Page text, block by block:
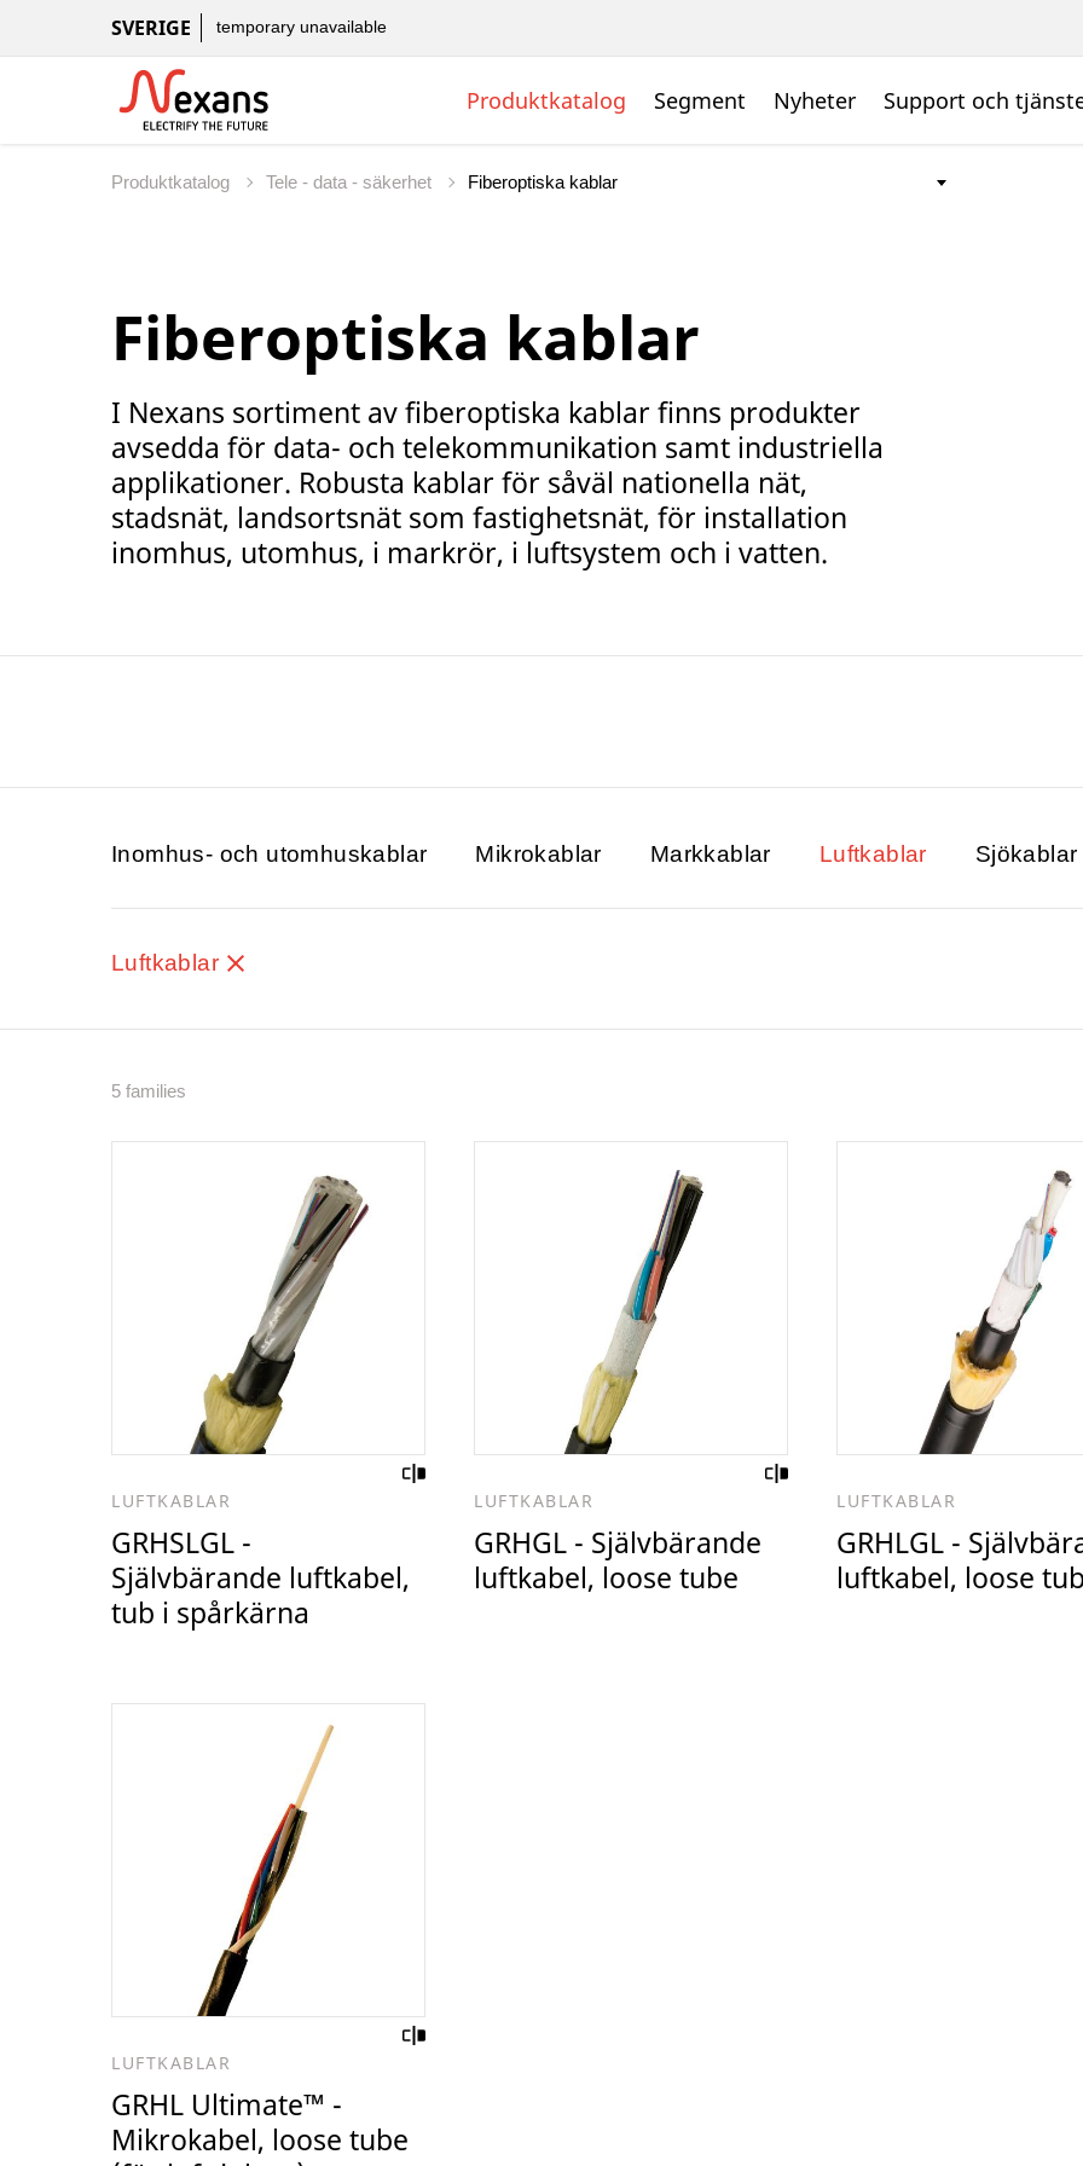
SVERIGE temporary unavailable
Produktkatalog Segment Nyheter Support och
Produktkatalog Tele - data - säkerhet
Fiberoptiska kablar
I Nexans sortiment av fiberoptiska kablar finns produkter
avsedda för data- och telekommunikation samt industriella
applikationer. Robusta kablar för såväl nationella nät,
stadsnät, landsortsnät som fastighetsnät, för installation
inomhus, utomhus, i markrör, i luftsystem och i vatten.
Inomhus- och utomhuskablar Mikrokablar Markkablar Luftkablar Sjökablar
Luftkablar
5 families
LUFTKABLAR
GRHSLGL -
Självbärande luftkabel,
tub i spårkärna
LUFTKABLAR
GRHGL - Självbärande
luftkabel, loose tube
LUFTKABLAR
GRHLGL -
luftkabel, loose
LUFTKABLAR
GRHL Ultimate™ -
Mikrokabel, loose tube